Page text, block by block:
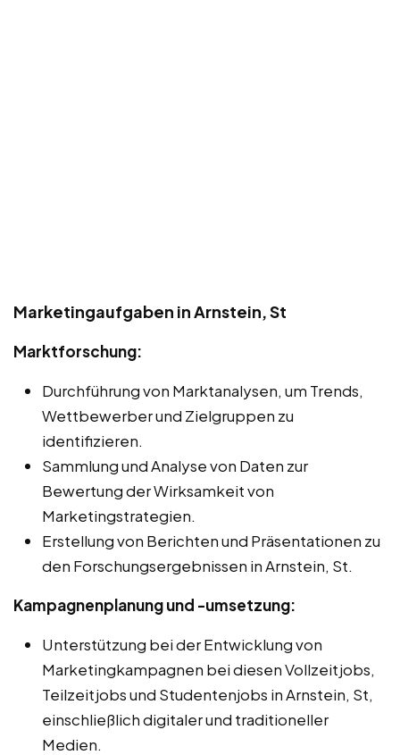
Marketingaufgaben in Arnstein, St
Marktforschung:
Durchführung von Marktanalysen, um Trends,
Wettbewerber und Zielgruppen zu
identifizieren.
Sammlung und Analyse von Daten zur
Bewertung der Wirksamkeit von
Marketingstrategien.
Erstellung von Berichten und Präsentationen zu
den Forschungsergebnissen in Arnstein, St.
Kampagnenplanung und -umsetzung:
Unterstützung bei der Entwicklung von
Marketingkampagnen bei diesen Vollzeitjobs,
Teilzeitjobs und Studentenjobs in Arnstein, St,
einschließlich digitaler und traditioneller
Medien.